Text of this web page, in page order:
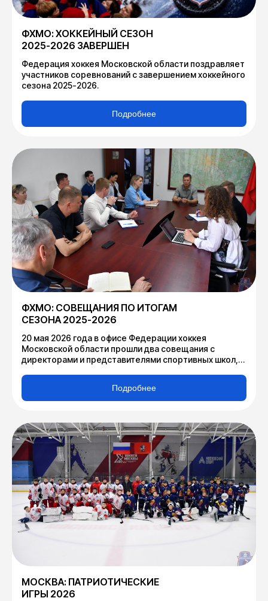
ФХМО: ХОККЕЙНЫЙ СЕЗОН
2025-2026 ЗАВЕРШЕН
Федерация хоккея Московской области поздравляет
участников соревнований с завершением хоккейного
сезона 2025-2026.
Подробнее
ФХМО: СОВЕЩАНИЯ ПО ИТОГАМ
СЕЗОНА 2025-2026
20 мая 2026 года в офисе Федерации хоккея
Московской области прошли два совещания с
директорами и представителями спортивных школ,
соревнованиях, проводимых ФХМО, в сезоне 2025-
Подробнее
МОСКВА: ПАТРИОТИЧЕСКИЕ
ИГРЫ 2026